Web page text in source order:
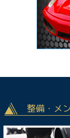
整備・メ